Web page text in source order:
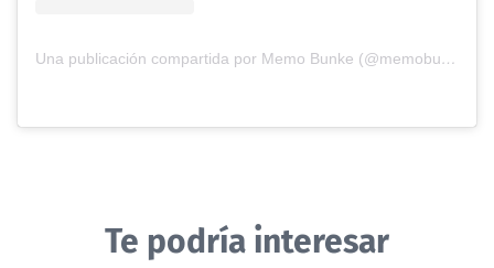
Una publicación compartida por Memo Bunke (@memobunke)
Te podría interesar